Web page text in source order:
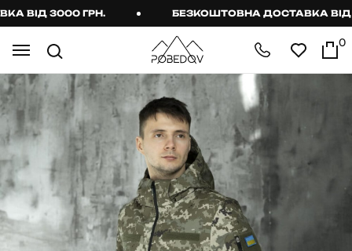
3000 ГРН. БЕЗКОШТОВНА ДОСТАВКА ВІД
0